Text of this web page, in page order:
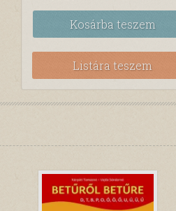
Kosárbateszem
Listára teszem